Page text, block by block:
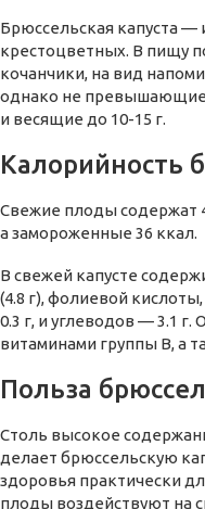
Брюссельская капуста —
крестоцветных. В пищу
кочанчики, на вид
однако не превышающие
и весящие до 10-15 г.
Калорийность
Свежие плоды содержат
а замороженные 36 ккал.
В свежей капусте
(4.8 г), фолиевой
0.3 г, и углеводов — 3.1
витаминами группы В, а
Польза
Столь высокое
делает брюссельскую
здоровья практически
плоды воздействуют на